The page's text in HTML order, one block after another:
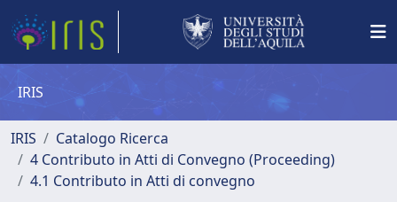
IRIS
IRIS
Catalogo Ricerca
4 Contributo in Atti di Convegno (Proceeding)
4.1 Contributo in Atti di convegno